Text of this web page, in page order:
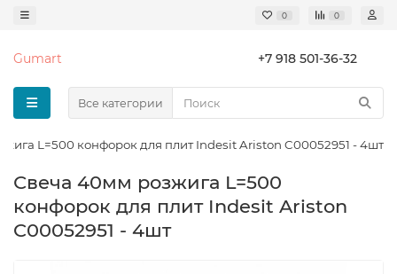
0 0
Gumart +7 918 501-36-32
Все категории
L=500 конфорок для плит Indesit Ariston C00052951 - 4шт
Свеча 40мм розжига L=500
конфорок для плит Indesit Ariston
C00052951 - 4шт